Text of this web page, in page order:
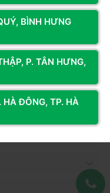
BÌNH HƯNG
P. TÂN HƯNG,
HÀ ĐÔNG, TP. HÀ